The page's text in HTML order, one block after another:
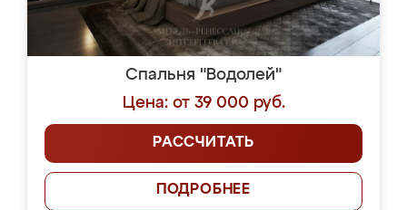
Спальня "Водолей"
Цена: от 39 000 руб.
РАССЧИТАТЬ
ПОДРОБНЕЕ